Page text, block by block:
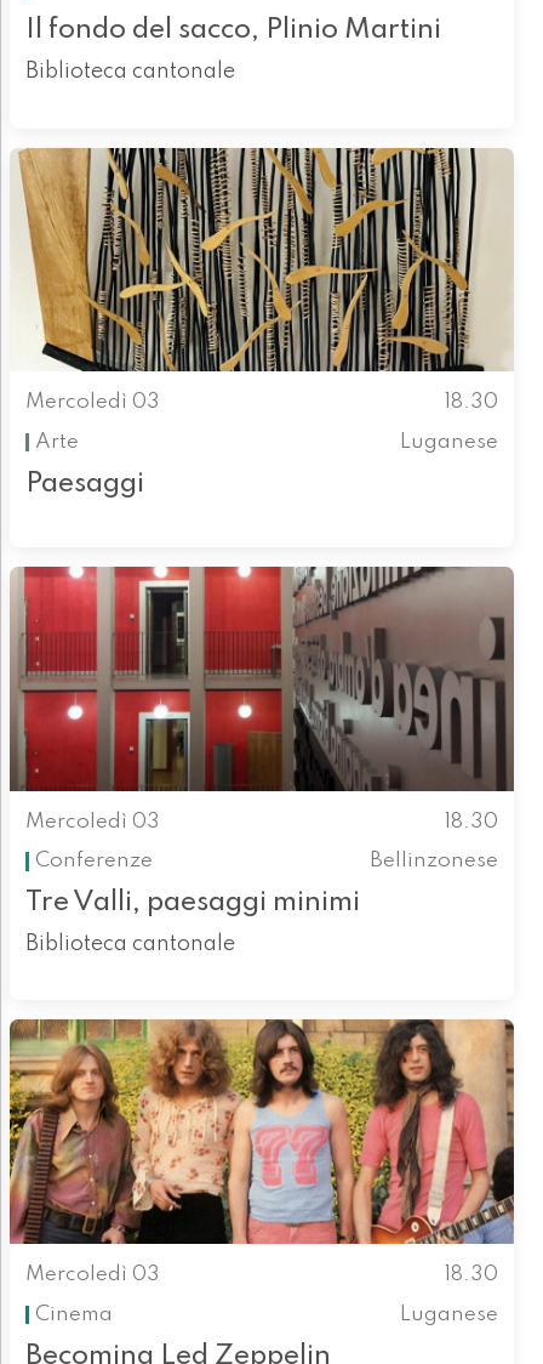
Il fondo del sacco, Plinio Martini
Biblioteca cantonale
Mercoledì 03
18.30
Arte
Luganese
Paesaggi
Mercoledì 03
18.30
Conferenze
Bellinzonese
Tre Valli, paesaggi minimi
Biblioteca cantonale
Mercoledì 03
18.30
Cinema
Luganese
Becoming Led Zeppelin